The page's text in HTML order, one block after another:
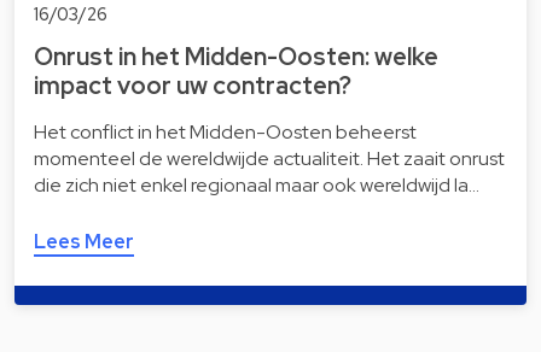
16/03/26
Onrust in het Midden-Oosten: welke
impact voor uw contracten?
Het conflict in het Midden-Oosten beheerst
momenteel de wereldwijde actualiteit. Het zaait onrust
die zich niet enkel regionaal maar ook wereldwijd la…
Lees Meer